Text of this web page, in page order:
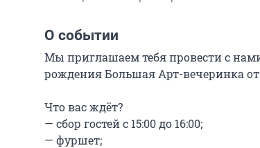
О событии
Мы приглашаем тебя провести с
рождения Большая Арт-вечеринка от
Что вас ждёт?
— сбор гостей с 15:00 до 16:00;
— фуршет;